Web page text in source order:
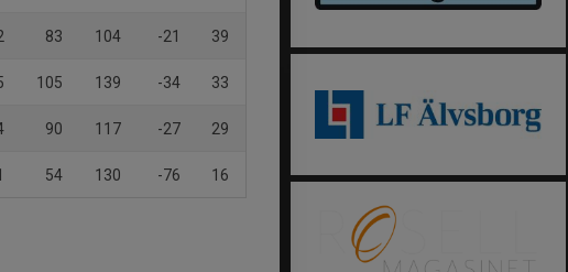
83 104 -21 39
105 139 -34 33
90 117 -27 29
54 130 -76 16